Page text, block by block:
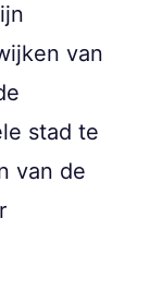
van
stad te
van de